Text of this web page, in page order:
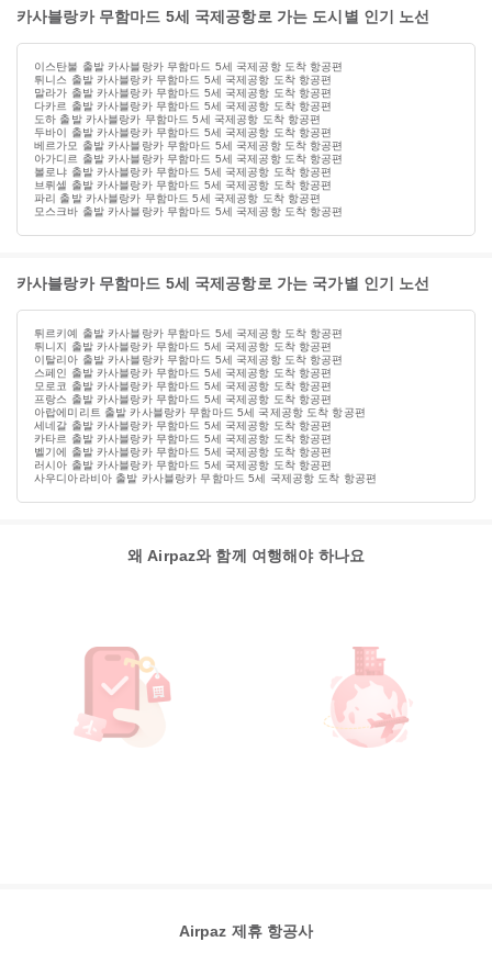
카사블랑카 무함마드 5세 국제공항로 가는 도시별 인기 노선
이스탄불 출발 카사블랑카 무함마드 5세 국제공항 도착 항공편
튀니스 출발 카사블랑카 무함마드 5세 국제공항 도착 항공편
말라가 출발 카사블랑카 무함마드 5세 국제공항 도착 항공편
다카르 출발 카사블랑카 무함마드 5세 국제공항 도착 항공편
도하 출발 카사블랑카 무함마드 5세 국제공항 도착 항공편
두바이 출발 카사블랑카 무함마드 5세 국제공항 도착 항공편
베르가모 출발 카사블랑카 무함마드 5세 국제공항 도착 항공편
아가디르 출발 카사블랑카 무함마드 5세 국제공항 도착 항공편
볼로냐 출발 카사블랑카 무함마드 5세 국제공항 도착 항공편
브뤼셀 출발 카사블랑카 무함마드 5세 국제공항 도착 항공편
파리 출발 카사블랑카 무함마드 5세 국제공항 도착 항공편
모스크바 출발 카사블랑카 무함마드 5세 국제공항 도착 항공편
카사블랑카 무함마드 5세 국제공항로 가는 국가별 인기 노선
튀르키예 출발 카사블랑카 무함마드 5세 국제공항 도착 항공편
튀니지 출발 카사블랑카 무함마드 5세 국제공항 도착 항공편
이탈리아 출발 카사블랑카 무함마드 5세 국제공항 도착 항공편
스페인 출발 카사블랑카 무함마드 5세 국제공항 도착 항공편
모로코 출발 카사블랑카 무함마드 5세 국제공항 도착 항공편
프랑스 출발 카사블랑카 무함마드 5세 국제공항 도착 항공편
아랍에미리트 출발 카사블랑카 무함마드 5세 국제공항 도착 항공편
세네갈 출발 카사블랑카 무함마드 5세 국제공항 도착 항공편
카타르 출발 카사블랑카 무함마드 5세 국제공항 도착 항공편
벨기에 출발 카사블랑카 무함마드 5세 국제공항 도착 항공편
러시아 출발 카사블랑카 무함마드 5세 국제공항 도착 항공편
사우디아라비아 출발 카사블랑카 무함마드 5세 국제공항 도착 항공편
왜 Airpaz와 함께 여행해야 하나요
Airpaz 제휴 항공사